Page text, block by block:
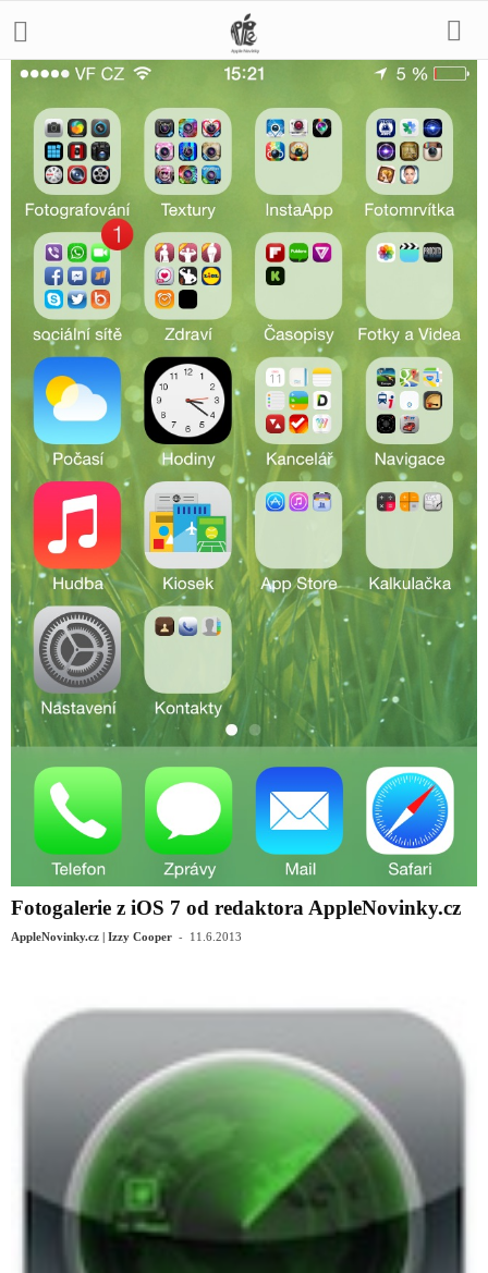
Fotogalerie z iOS 7 od redaktora AppleNovinky.cz
AppleNovinky.cz | Izzy Cooper - 11.6.2013